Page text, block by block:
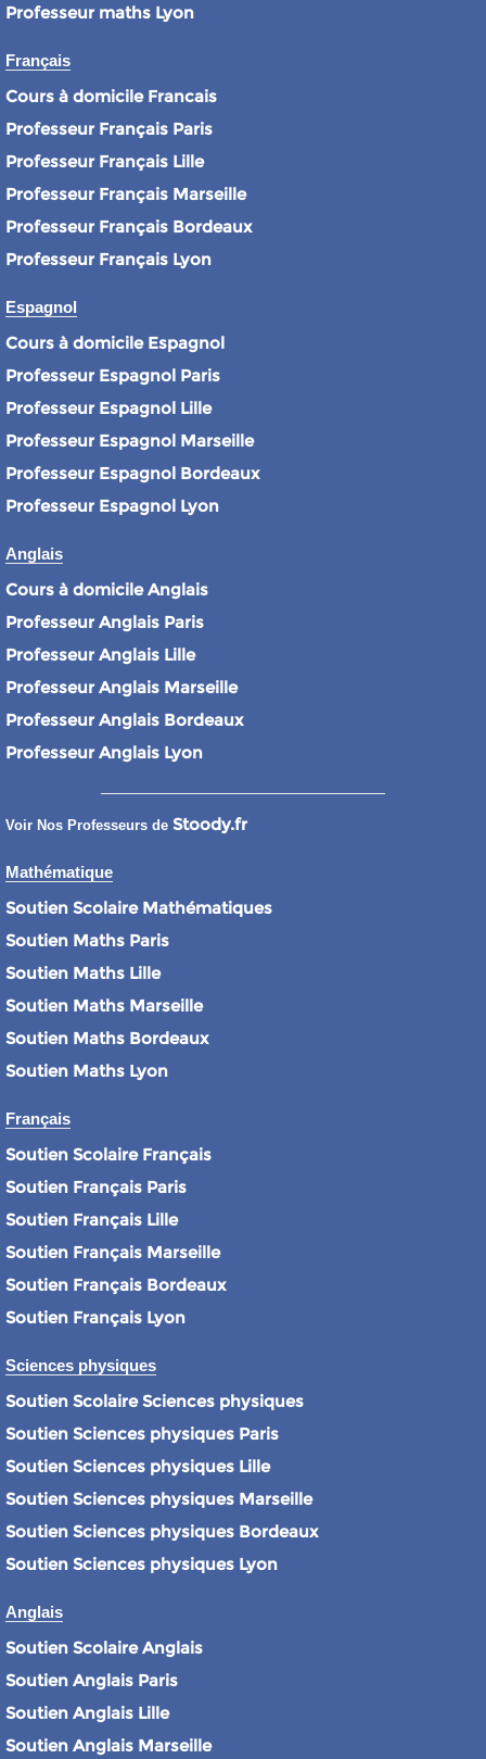
Professeur maths Lyon
Français
Cours à domicile Francais
Professeur Français Paris
Professeur Français Lille
Professeur Français Marseille
Professeur Français Bordeaux
Professeur Français Lyon
Espagnol
Cours à domicile Espagnol
Professeur Espagnol Paris
Professeur Espagnol Lille
Professeur Espagnol Marseille
Professeur Espagnol Bordeaux
Professeur Espagnol Lyon
Anglais
Cours à domicile Anglais
Professeur Anglais Paris
Professeur Anglais Lille
Professeur Anglais Marseille
Professeur Anglais Bordeaux
Professeur Anglais Lyon
Voir Nos Professeurs de Stoody.fr
Mathématique
Soutien Scolaire Mathématiques
Soutien Maths Paris
Soutien Maths Lille
Soutien Maths Marseille
Soutien Maths Bordeaux
Soutien Maths Lyon
Français
Soutien Scolaire Français
Soutien Français Paris
Soutien Français Lille
Soutien Français Marseille
Soutien Français Bordeaux
Soutien Français Lyon
Sciences physiques
Soutien Scolaire Sciences physiques
Soutien Sciences physiques Paris
Soutien Sciences physiques Lille
Soutien Sciences physiques Marseille
Soutien Sciences physiques Bordeaux
Soutien Sciences physiques Lyon
Anglais
Soutien Scolaire Anglais
Soutien Anglais Paris
Soutien Anglais Lille
Soutien Anglais Marseille